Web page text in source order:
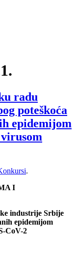
radu
poteškoća
epidemijom
.
I
industrije Srbije
epidemijom
CoV-2